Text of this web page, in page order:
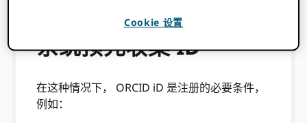
工作流程 1：使用注册
系统预先收集 ID
在这种情况下， ORCID iD 是注册的必要条件，
例如：
Cookie 设置